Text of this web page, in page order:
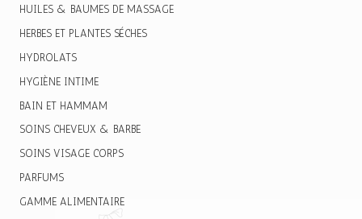
HUILES & BAUMES DE MASSAGE
HERBES ET PLANTES SÉCHES
HYDROLATS
HYGIÈNE INTIME
BAIN ET HAMMAM
SOINS CHEVEUX & BARBE
SOINS VISAGE CORPS
PARFUMS
GAMME ALIMENTAIRE